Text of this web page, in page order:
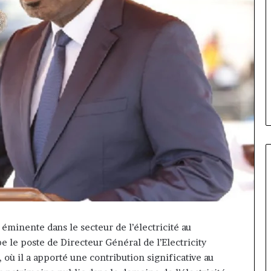
dans le secteur de l’électricité au
le poste de Directeur Général de l’Electricity
où il a apporté une contribution significative au
Gaëtan
à
la
tête
d’Advans